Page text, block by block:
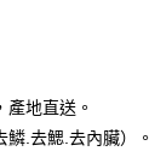
地直送。
.去鰓.去內臟）。